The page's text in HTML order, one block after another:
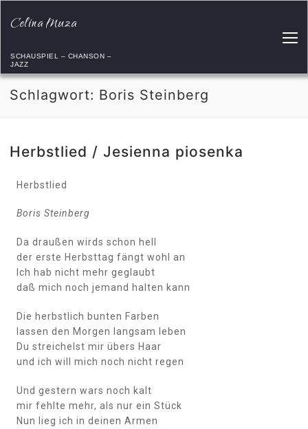
Celina Muza
SCHAUSPIEL – CHANSON –
JAZZ
Schlagwort: Boris Steinberg
Herbstlied / Jesienna piosenka
Herbstlied
Boris Steinberg
Da draußen wirds schon hell
der erste Herbsttag fängt wohl an
Ich hab nicht mehr geglaubt
daß mich noch jemand halten kann
Die herbstlich bunten Farben
lassen den Morgen langsam leben
Du streichelst mir übers Haar
und ich will mich noch nicht regen
Und gestern wars noch kalt
mir fehlte mehr, als nur ein Stück
Nun lieg ich in deinen Armen